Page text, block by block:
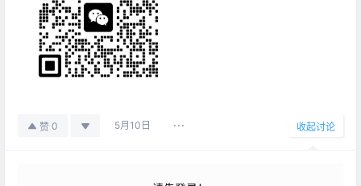
赞 0 5月10日 收起讨论